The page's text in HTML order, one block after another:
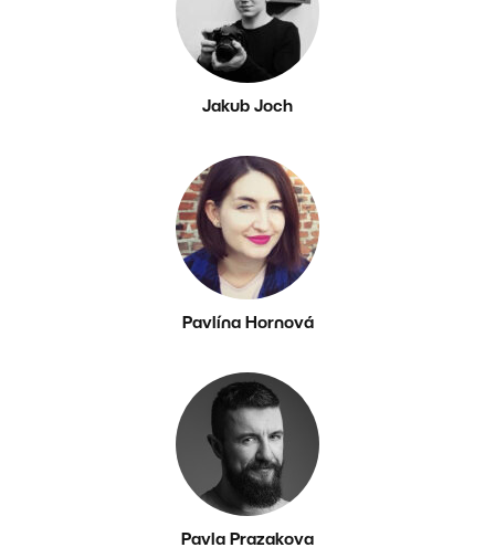
Jakub Joch
Pavlína Hornová
Pavla Prazakova